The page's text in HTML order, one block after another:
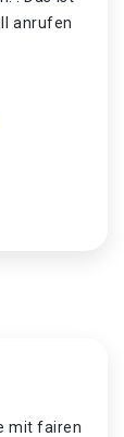
anrufen
mit fairen